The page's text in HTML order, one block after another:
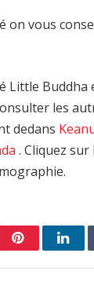
on vous
Little
les
dedans
. Cliquez
Pinterest